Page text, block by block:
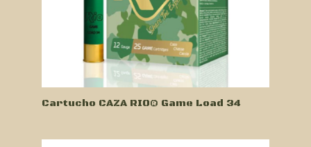
Cartucho CAZA RIO® Game Load 34